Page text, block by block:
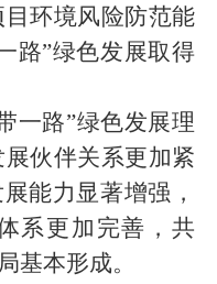
环境风险防范能
路”绿色发展取得
路”绿色发展理
伙伴关系更加紧
能力显著增强，
系更加完善，共
基本形成。